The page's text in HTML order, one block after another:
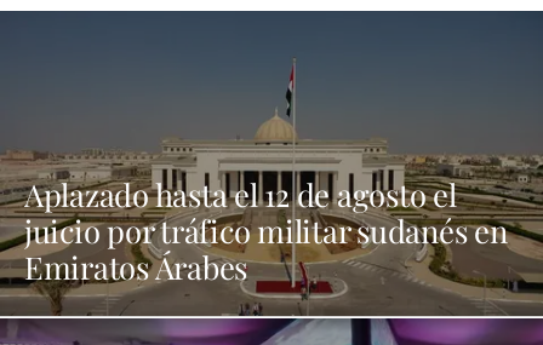
Aplazado hasta el 12 de agosto el
juicio por tráfico militar sudanés en
Emiratos Árabes